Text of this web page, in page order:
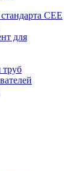
CEE
для